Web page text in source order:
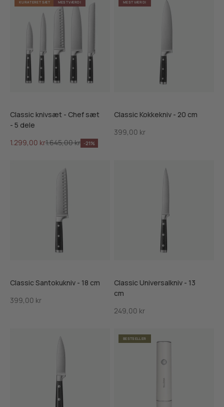
KURATERET SÆT MEST VÆRDI
Classic knivsæt - Chef sæt
- 5 dele
Salgspris
1.299,00 krNormalpris
1.645,00 kr -21%
MEST VÆRDI
Classic Kokkekniv - 20 cm
Salgspris
399,00 kr
Classic Santokukniv - 18 cm
Salgspris
399,00 kr
Classic Universalkniv - 13
cm
Salgspris
249,00 kr
BESTSELLER